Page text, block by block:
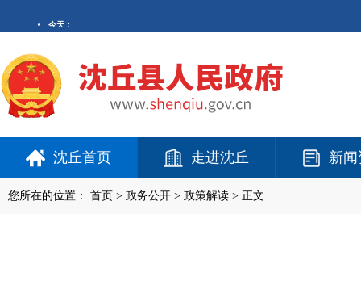
沈丘首页 走进沈丘 新
您所在的位置： 首页 > 政务公开 > 政策解读 > 正文